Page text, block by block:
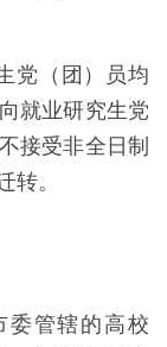
党（团）员均
就业研究生党
接受非全日制
转。
委管辖的高校